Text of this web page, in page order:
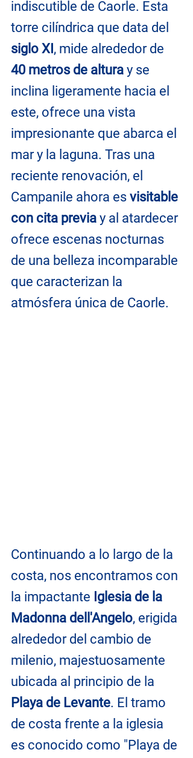
indiscutible de Caorle. Esta
torre cilíndrica que data del
siglo XI , mide alrededor de
40 metros de altura y se
inclina ligeramente hacia el
este, ofrece una vista
impresionante que abarca el
mar y la laguna. Tras una
reciente renovación, el
Campanile ahora es visitable
con cita previa y al atardecer
ofrece escenas nocturnas
de una belleza incomparable
que caracterizan la
atmósfera única de Caorle.
Continuando a lo largo de la
costa, nos encontramos con
la impactante Iglesia de la
Madonna dell'Angelo, erigida
alrededor del cambio de
milenio, majestuosamente
ubicada al principio de la
Playa de Levante. El tramo
de costa frente a la iglesia
es conocido como "Playa de